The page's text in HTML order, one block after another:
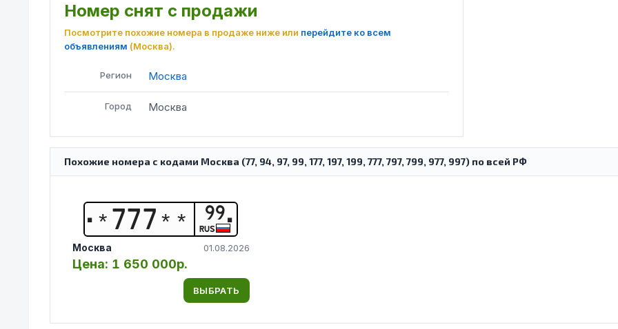
Номер снят с продажи
Посмотрите похожие номера в продаже ниже или перейдите ко всем
объявлениям (Москва).
Регион Москва
Город Москва
Похожие номера с кодами Москва (77, 94, 97, 99, 177, 197, 199, 777, 797, 799, 977, 997) по всей РФ
* 777 * * 99
RUS
Москва 01.08.2026
Цена: 1 650 000р.
ВЫБРАТЬ